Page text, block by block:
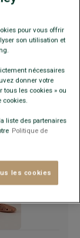
en-dessous
PANIER
pour vous offrir
son utilisation et
nécessaires
donner votre
les cookies » ou
cookies.
liste des partenaires
Politique de
les cookies